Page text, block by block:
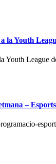
la Youth
Youth League
–